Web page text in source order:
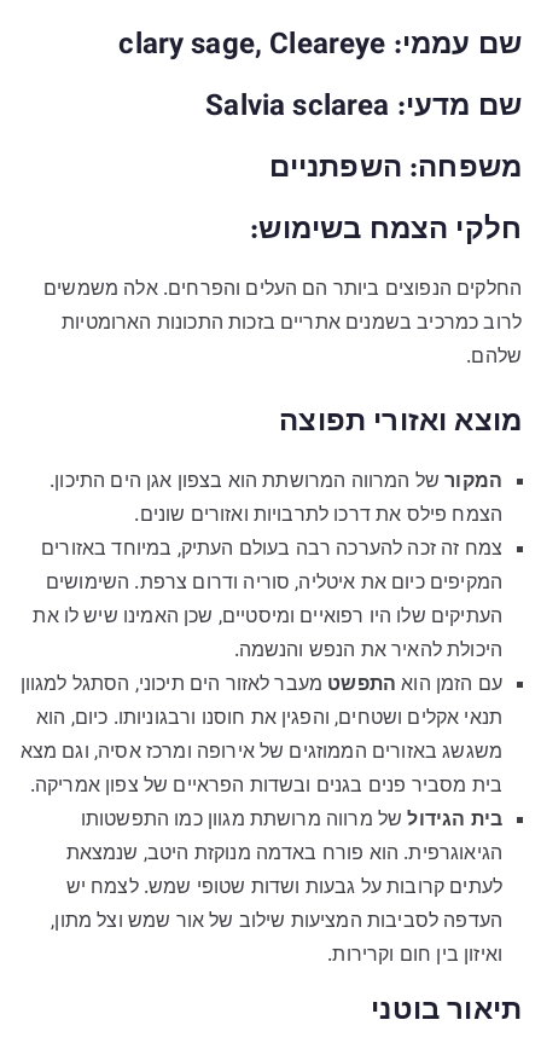
שם עממי: clary sage, Cleareye
שם מדעי: Salvia sclarea
משפחה: השפתניים
חלקי הצמח בשימוש:
החלקים הנפוצים ביותר הם העלים והפרחים. אלה משמשים
לרוב כמרכיב בשמנים אתריים בזכות התכונות הארומטיות
שלהם.
מוצא ואזורי תפוצה
המקור של המרווה המרושתת הוא בצפון אגן הים התיכון.
הצמח פילס את דרכו לתרבויות ואזורים שונים.
צמח זה זכה להערכה רבה בעולם העתיק, במיוחד באזורים
המקיפים כיום את איטליה, סוריה ודרום צרפת. השימושים
העתיקים שלו היו רפואיים ומיסטיים, שכן האמינו שיש לו את
היכולת להאיר את הנפש והנשמה.
עם הזמן הוא התפשט מעבר לאזור הים תיכוני, הסתגל למגוון
תנאי אקלים ושטחים, והפגין את חוסנו ורבגוניותו. כיום, הוא
משגשג באזורים הממוזגים של אירופה ומרכז אסיה, וגם מצא
בית מסביר פנים בגנים ובשדות הפראיים של צפון אמריקה.
בית הגידולשל מרווה מרושתת מגוון כמו התפשטותו
הגיאוגרפית. הוא פורח באדמה מנוקזת היטב, שנמצאת
לעתים קרובות על גבעות ושדות שטופי שמש. לצמח יש
העדפה לסביבות המציעות שילוב של אור שמש וצל מתון,
ואיזון בין חום וקרירות.
תיאור בוטני